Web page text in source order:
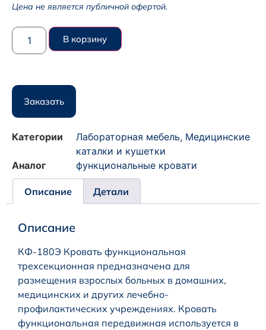
Цена не является публичной офертой.
В корзину
Заказать
Категории Лабораторная мебель, Медицинские
каталки и кушетки
Аналог
функциональные кровати
Описание Детали
Описание
КФ-180Э Кровать функциональная
трехсекционная предназначена для
размещения взрослых больных в домашних,
медицинских и других лечебно-
профилактических учреждениях. Кровать
функциональная передвижная используется в